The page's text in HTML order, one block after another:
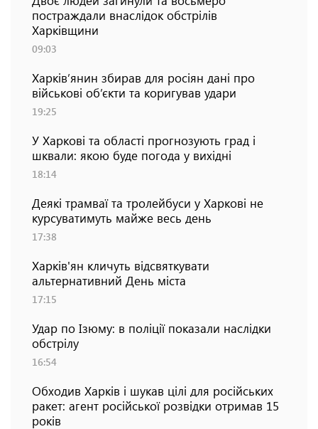
постраждали внаслідок обстрілів
Харківщини
09:03
Харків’янин збирав для росіян дані про
військові об’єкти та коригував удари
19:25
У Харкові та області прогнозують град і
шквали: якою буде погода у вихідні
18:14
Деякі трамваї та тролейбуси у Харкові не
курсуватимуть майже весь день
17:38
Харків'ян кличуть відсвяткувати
альтернативний День міста
17:15
Удар по Ізюму: в поліції показали наслідки
обстрілу
16:54
Обходив Харків і шукав цілі для російських
ракет: агент російської розвідки отримав 15
років